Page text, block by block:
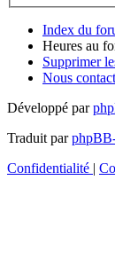
Index du
Heures au
Supprimer
Nous
Développé par
Traduit par
Confidentialité |